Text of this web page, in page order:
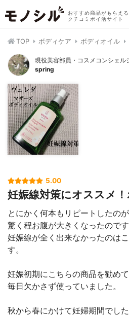
おすすめ商品がもらえる
クチコミポイ活サイト
TOP ボディケア ボディオイル
現役美容部員・コスメコンシェル
spring
5.00
妊娠線対策にオススメ
とにかく何本もリピートしたのが
驚く程お腹が大きくなったのです
妊娠線が全く出来なかったのは
す。
妊娠初期にこちらの商品を勧めて
毎日欠かさず使っていました。
秋から春にかけて妊婦期間でした